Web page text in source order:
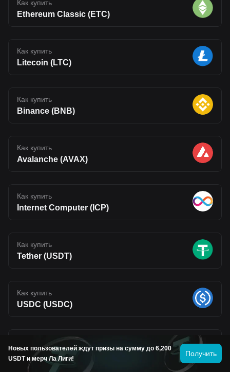
Как купить
Ethereum Classic (ETC)
Как купить
Litecoin (LTC)
Как купить
Binance (BNB)
Как купить
Avalanche (AVAX)
Как купить
Internet Computer (ICP)
Как купить
Tether (USDT)
Как купить
USDC (USDC)
Uniswap (UNI)
Новых пользователей ждут призы на сумму до 6,200
USDT и мерч Ла Лиги!
Получить